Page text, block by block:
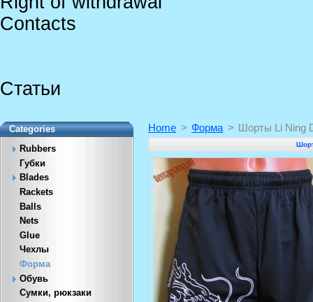
Contacts
Статьи
Categories
Rubbers
Губки
Blades
Rackets
Balls
Nets
Glue
Чехлы
Форма
Обувь
Сумки, рюкзаки
Home > Форма > Шорты Li Ning